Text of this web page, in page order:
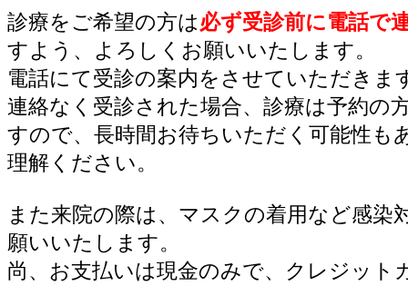
診療をご希望の方は必ず受診前に電話で
すよう、よろしくお願いいたします。
電話にて受診の案内をさせていただきま
連絡なく受診された場合、診療は予約の
すので、長時間お待ちいただく可能性も
理解ください。
また来院の際は、マスクの着用など感染
願いいたします。
尚、お支払いは現金のみで、クレジット